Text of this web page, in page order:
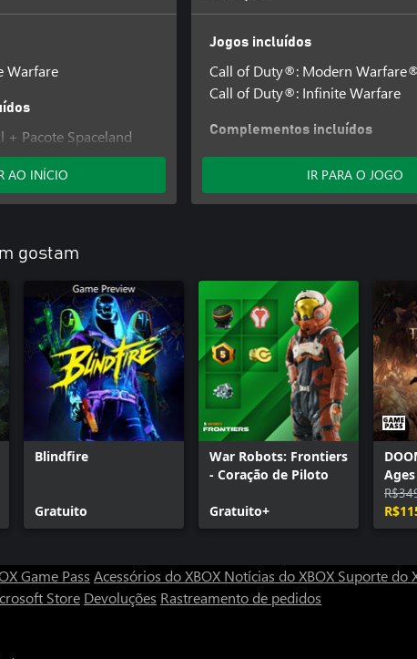
Warfare
+ Pacote Spaceland
AO INÍCIO
Jogos incluídos
Call of Duty®: Modern
Call of Duty®: Infinite Warfare
Complementos incluídos
Mapa bônus Terminal + Pacote
IR PARA O JOGO
gostam
Blindfire
Gratuito
War Robots: Frontiers
- Coração de Piloto
Gratuito+
Ages
Game Pass Acessórios do XBOX Notícias do XBOX Suporte do
Store Devoluções Rastreamento de pedidos